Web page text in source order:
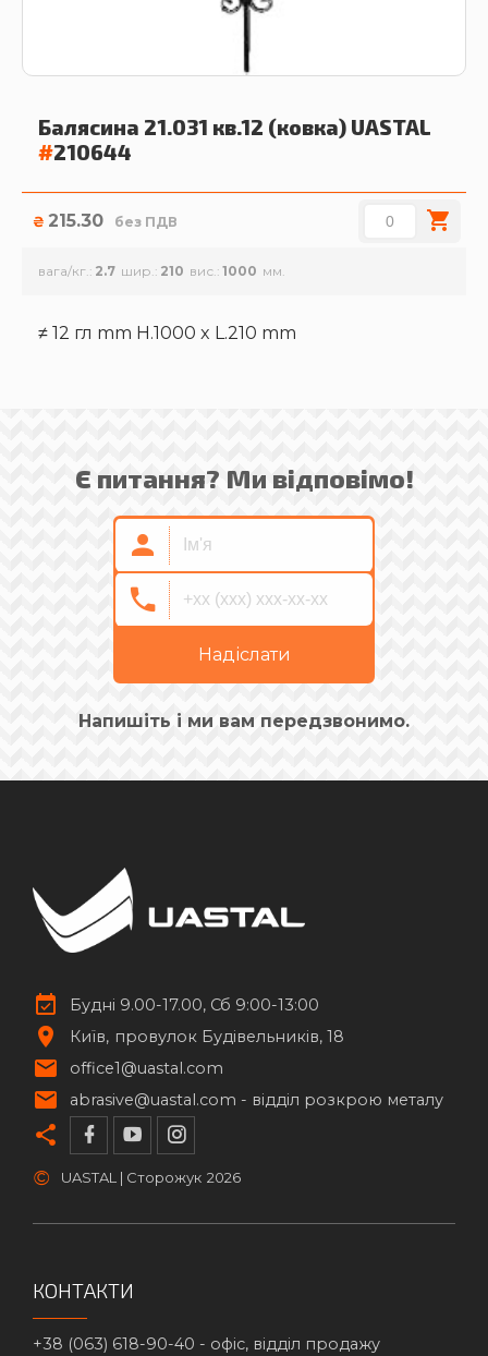
Балясина 21.031 кв.12 (ковка) UASTAL
#210644
₴ 215.30 без ПДВ
вага/кг. 2.7 шир. 210 вис. 1000
≠ 12 гл mm H.1000 x L.210 mm
Є питання? Ми відповімо!
Надіслати
Напишіть і ми вам передзвонимо.
Будні 9.00-17.00, Сб 9:00-13:00
Київ
провулок Будівельників, 18
office1@uastal.com
abrasive@uastal.com - відділ розкрою металу
© UASTAL | Сторожук 2026
КОНТАКТИ
+38 (063) 618-90-40 - офіс, відділ продажу